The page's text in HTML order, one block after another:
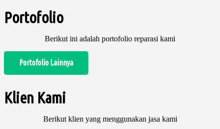
Portofolio
Berikut ini adalah portofolio reparasi kami
Portofolio Lainnya
Klien Kami
Berikut klien yang menggunakan jasa kami